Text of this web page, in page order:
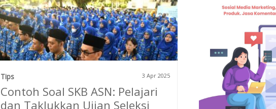
Tips 3 Apr 2025
Contoh Soal SKB ASN: Pelajari
dan Taklukkan Ujian Seleksi